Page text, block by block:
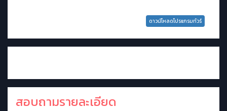
ดาวน์โหลดโปรแกรมทัวร์
สอบถามรายละเอียด